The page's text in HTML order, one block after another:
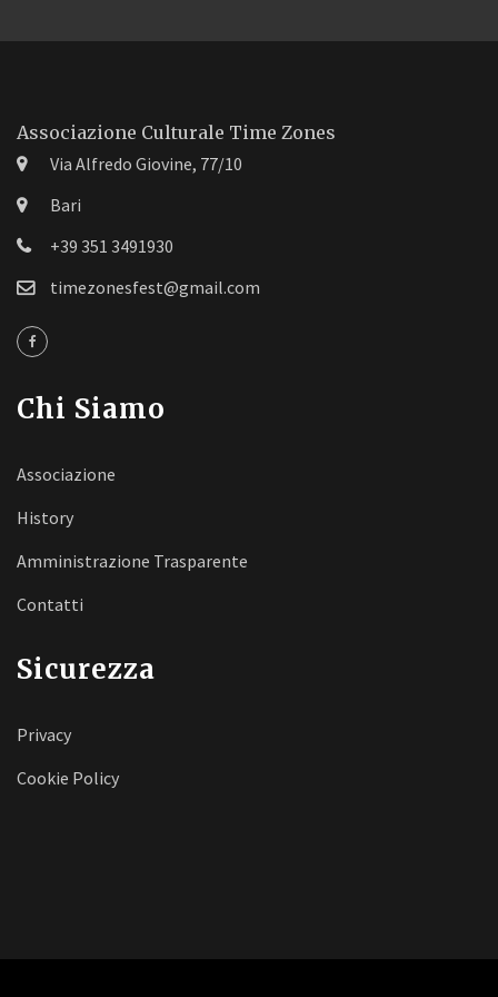
Associazione Culturale Time Zones
Via Alfredo Giovine, 77/10
Bari
+39 351 3491930
timezonesfest@gmail.com
Chi Siamo
Associazione
History
Amministrazione Trasparente
Contatti
Sicurezza
Privacy
Cookie Policy